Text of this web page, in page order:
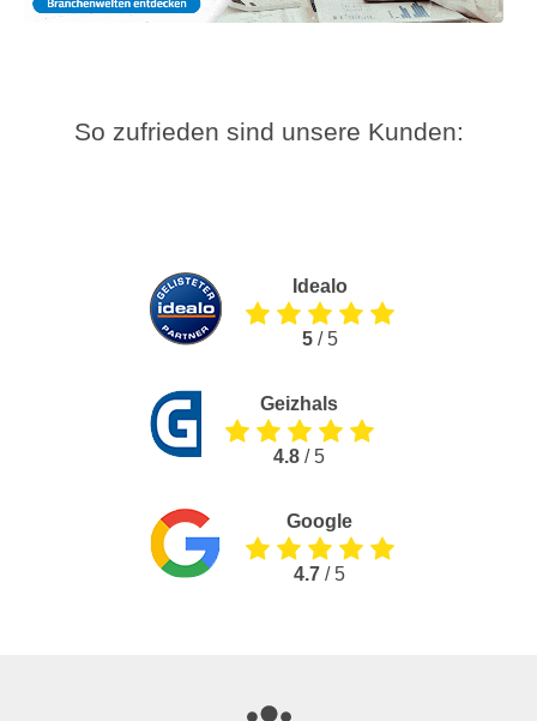
So zufrieden sind unsere Kunden:
Idealo
5/ 5
Geizhals
4.8 / 5
Google
4.7 / 5